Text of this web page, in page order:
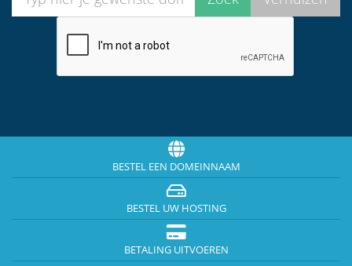
BESTEL EEN DOMEINNAAM
BESTEL UW HOSTING
BETALING UITVOEREN